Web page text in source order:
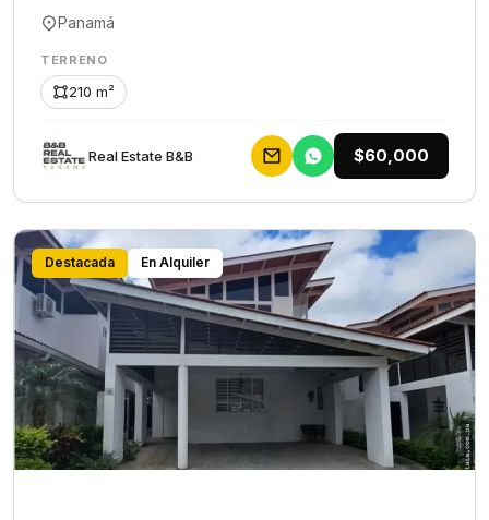
Panamá
TERRENO
210 m²
Rеаl Еstаtе В&В $60,000
Destacada En Alquiler